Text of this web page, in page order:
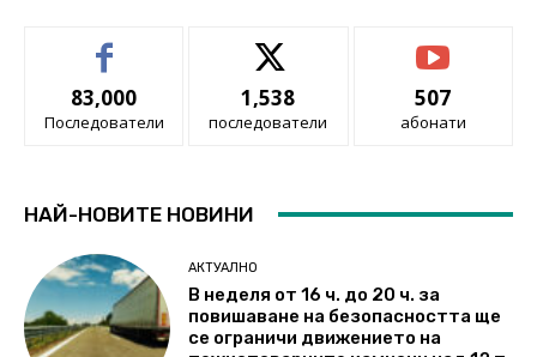
83,000
Последователи
1,538
последователи
507
абонати
НАЙ-НОВИТЕ НОВИНИ
АКТУАЛНО
В неделя от 16 ч. до 20 ч. за
повишаване на безопасността ще
се ограничи движението на